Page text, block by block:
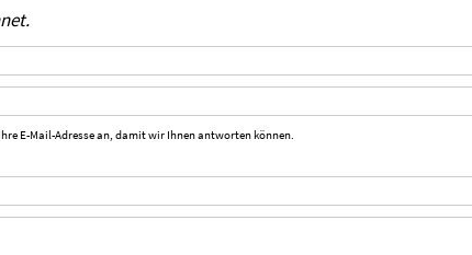
E-Mail-Adresse an, damit wir Ihnen antworten können.